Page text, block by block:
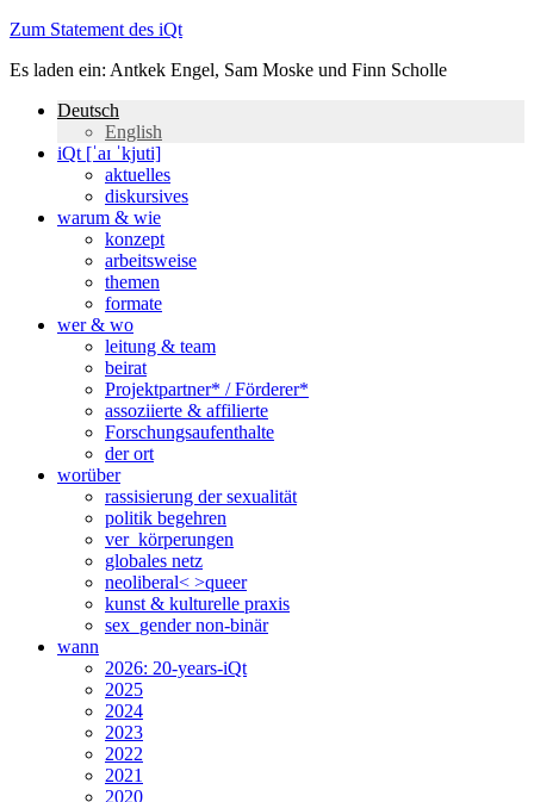
Zum Statement des iQt
Es laden ein: Antkek Engel, Sam Moske und Finn Scholle
Deutsch
English
iQt [ˈaɪ ˈkjuti]
aktuelles
diskursives
warum & wie
konzept
arbeitsweise
themen
formate
wer & wo
leitung & team
beirat
Projektpartner* / Förderer*
assoziierte & affilierte
Forschungsaufenthalte
der ort
worüber
rassisierung der sexualität
politik begehren
ver_körperungen
globales netz
neoliberal< >queer
kunst & kulturelle praxis
sex_gender non-binär
wann
2026: 20-years-iQt
2025
2024
2023
2022
2021
2020